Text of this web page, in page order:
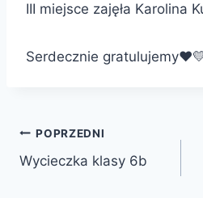
III miejsce zajęła Karolina
Serdecznie
Nawigacja
wpisu
POPRZEDNI
Wycieczka klasy 6b